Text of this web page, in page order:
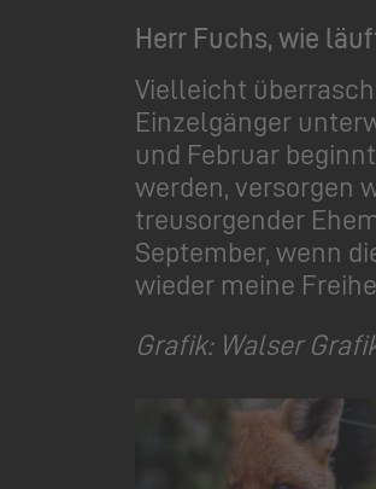
Herr Fuchs, wie
Vielleicht
Einzelgänger
und Februar
werden, versorgen
treusorgender
September, wenn
wieder meine
Grafik: Walser